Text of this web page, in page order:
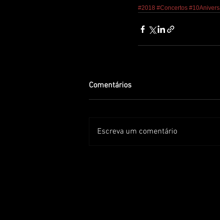
#2018 #Concertos
Comentários
Escreva um comentário